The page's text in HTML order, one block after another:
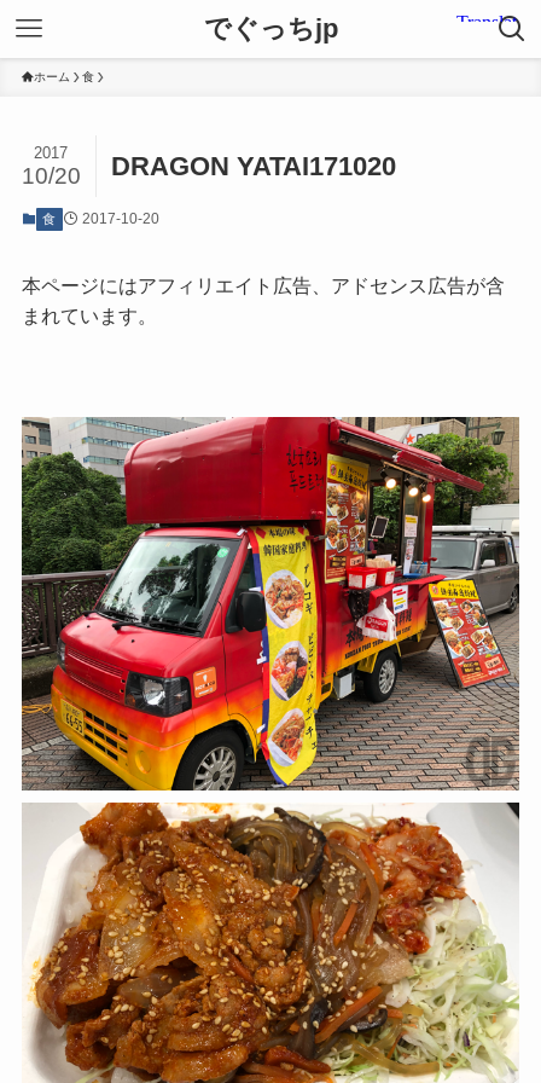
でぐっちjp
ホーム 食
DRAGON YATAI171020
2017
10/20
食 2017-10-20
本ページにはアフィリエイト広告、アドセンス広告が含
まれています。